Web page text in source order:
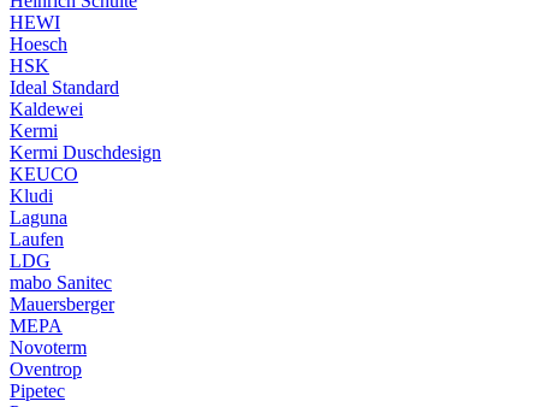
HEWI
Hoesch
HSK
Ideal Standard
Kaldewei
Kermi
Kermi Duschdesign
KEUCO
Kludi
Laguna
Laufen
LDG
mabo Sanitec
Mauersberger
MEPA
Novoterm
Oventrop
Pipetec